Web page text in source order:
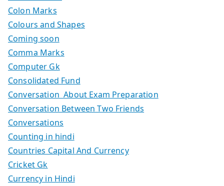
Colon Marks
Colours and Shapes
Coming soon
Comma Marks
Computer Gk
Consolidated Fund
Conversation About Exam Preparation
Conversation Between Two Friends
Conversations
Counting in hindi
Countries Capital And Currency
Cricket Gk
Currency in Hindi